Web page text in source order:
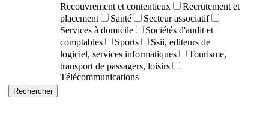
Recouvrement et contentieux
Recrutement et
placement
Santé
Secteur associatif
Services à domicile
Sociétés d'audit et
comptables
Sports
Ssii, editeurs de
logiciel, services informatiques
Tourisme,
transport de passagers, loisirs
Télécommunications